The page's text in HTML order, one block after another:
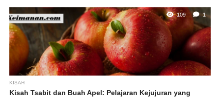
109 1
KISAH
Kisah Tsabit dan Buah Apel: Pelajaran Kejujuran yang